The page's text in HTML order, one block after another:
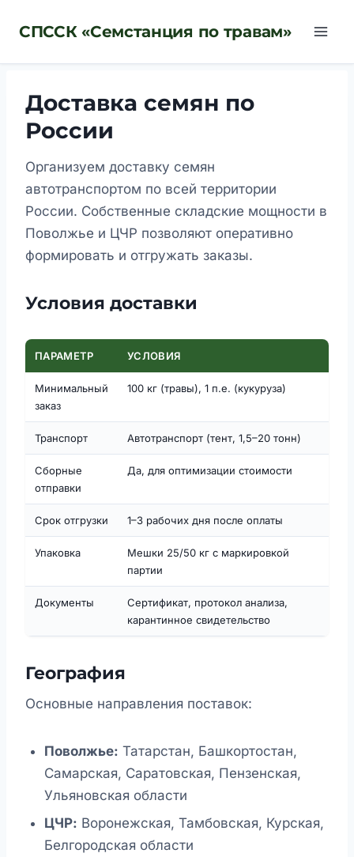
СПССК «Семстанция по травам»
Доставка семян по
России
Организуем доставку семян
автотранспортом по всей территории
России. Собственные складские мощности в
Поволжье и ЦЧР позволяют оперативно
формировать и отгружать заказы.
Условия доставки
ПАРАМЕТР УСЛОВИЯ
Минимальный
заказ
100 кг (травы), 1 п.е. (кукуруза)
Транспорт Автотранспорт (тент, 1,5–20 тонн)
Сборные
отправки
Да, для оптимизации стоимости
Срок отгрузки 1–3 рабочих дня после оплаты
Упаковка
Мешки 25/50 кг с маркировкой
партии
Документы
Сертификат, протокол анализа,
карантинное свидетельство
География
Основные направления поставок:
Поволжье: Татарстан, Башкортостан,
Самарская, Саратовская, Пензенская,
Ульяновская области
ЦЧР: Воронежская, Тамбовская, Курская,
Белгородская области